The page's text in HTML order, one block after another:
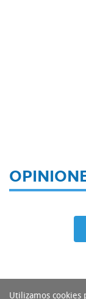
Utilizamos cookies